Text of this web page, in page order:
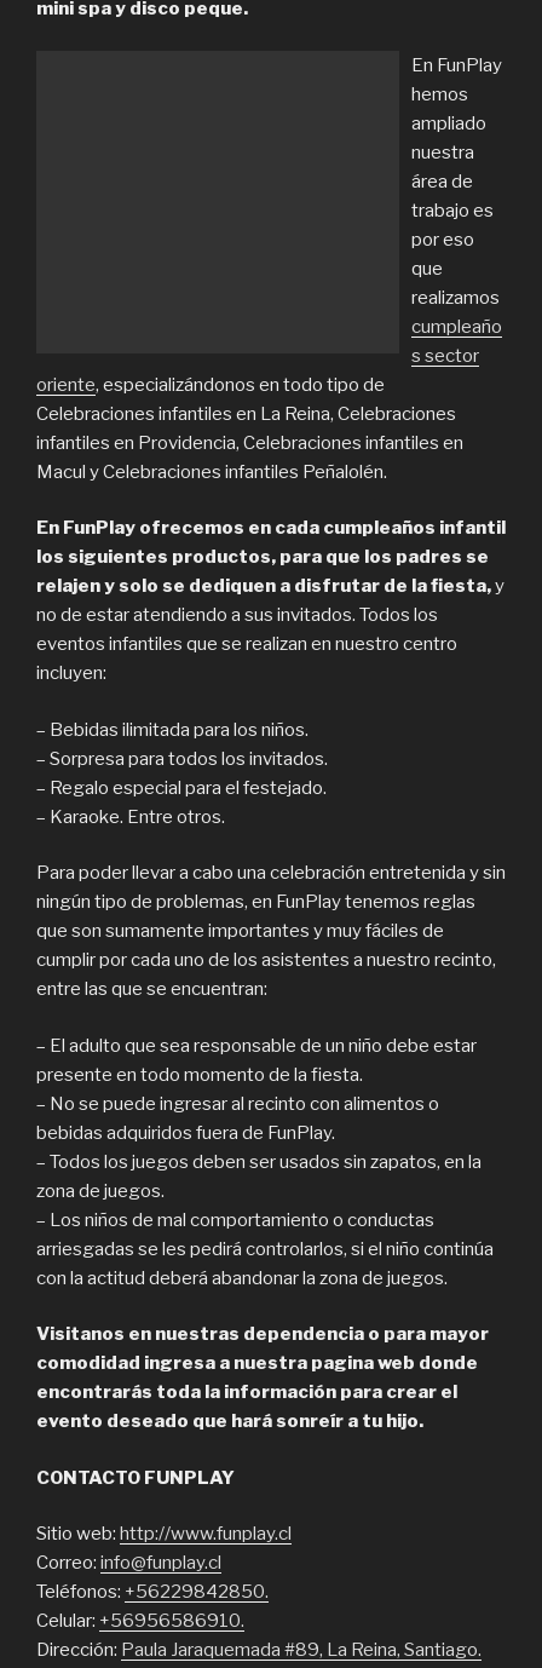
mini spa y disco peque.
En FunPlay
hemos
ampliado
nuestra
área de
trabajo es
por eso
que
realizamos
cumpleaño
s sector
oriente, especializándonos en todo tipo de
Celebraciones infantiles en La Reina, Celebraciones
infantiles en Providencia, Celebraciones infantiles en
Macul y Celebraciones infantiles Peñalolén.
En FunPlay ofrecemos en cada cumpleaños infantil
los siguientes productos, para que los padres se
relajen y solo se dediquen a disfrutar de la fiesta,y
no de estar atendiendo a sus invitados. Todos los
eventos infantiles que se realizan en nuestro centro
incluyen:
– Bebidas ilimitada para los niños.
– Sorpresa para todos los invitados.
– Regalo especial para el festejado.
– Karaoke. Entre otros.
Para poder llevar a cabo una celebración entretenida y sin
ningún tipo de problemas, en FunPlay tenemos reglas
que son sumamente importantes y muy fáciles de
cumplir por cada uno de los asistentes a nuestro recinto,
entre las que se encuentran:
– El adulto que sea responsable de un niño debe estar
presente en todo momento de la fiesta.
– No se puede ingresar al recinto con alimentos o
bebidas adquiridos fuera de FunPlay.
– Todos los juegos deben ser usados sin zapatos, en la
zona de juegos.
– Los niños de mal comportamiento o conductas
arriesgadas se les pedirá controlarlos, si el niño continúa
con la actitud deberá abandonar la zona de juegos.
Visitanos en nuestras dependencia o para mayor
comodidad ingresa a nuestra pagina web donde
encontrarás toda la información para crear el
evento deseado que hará sonreír a tu hijo.
CONTACTO FUNPLAY
Sitio web: http://www.funplay.cl
Correo: info@funplay.cl
Teléfonos: +56229842850.
Celular: +56956586910.
Dirección: Paula Jaraquemada #89, La Reina, Santiago.